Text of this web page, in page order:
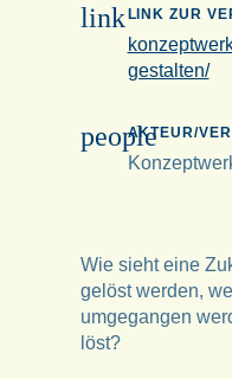
linkLINK ZUR
gestalten/
peopleAKTEUR/
Wie sieht eine
gelöst werden,
umgegangen
löst?